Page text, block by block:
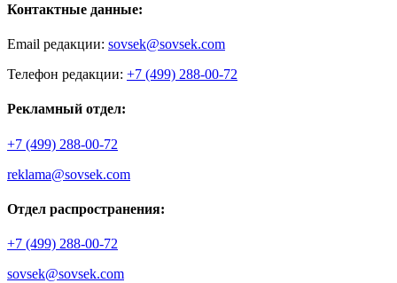
Контактные данные:
Email редакции: sovsek@sovsek.com
Телефон редакции: +7 (499) 288-00-72
Рекламный отдел:
+7 (499) 288-00-72
reklama@sovsek.com
Отдел распространения:
+7 (499) 288-00-72
sovsek@sovsek.com